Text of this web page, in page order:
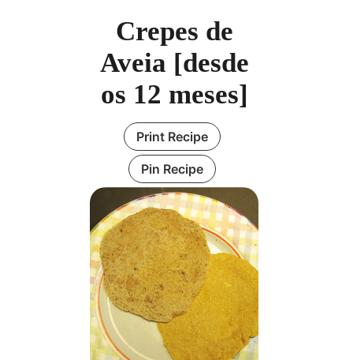
Crepes de
Aveia [desde
os 12 meses]
Print Recipe
Pin Recipe